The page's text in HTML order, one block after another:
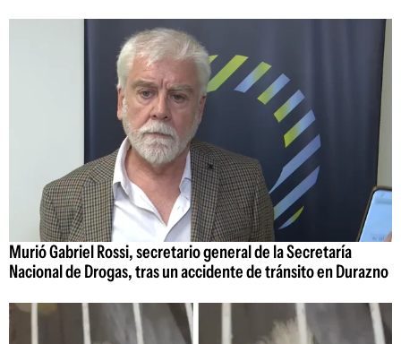
Murió Gabriel Rossi, secretario general de la Secretaría
Nacional de Drogas, tras un accidente de tránsito en Durazno